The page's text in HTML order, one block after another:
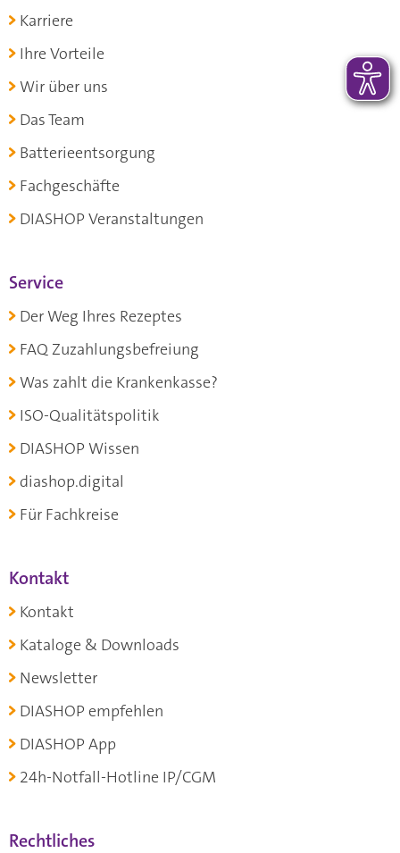
Karriere
Ihre Vorteile
Wir über uns
Das Team
Batterieentsorgung
Fachgeschäfte
DIASHOP Veranstaltungen
Service
Der Weg Ihres Rezeptes
FAQ Zuzahlungsbefreiung
Was zahlt die Krankenkasse?
ISO-Qualitätspolitik
DIASHOP Wissen
diashop.digital
Für Fachkreise
Kontakt
Kontakt
Kataloge & Downloads
Newsletter
DIASHOP empfehlen
DIASHOP App
24h-Notfall-Hotline IP/CGM
Rechtliches